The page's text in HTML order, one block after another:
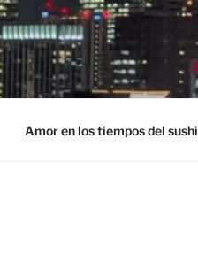
Amor en los tiempos del sushi